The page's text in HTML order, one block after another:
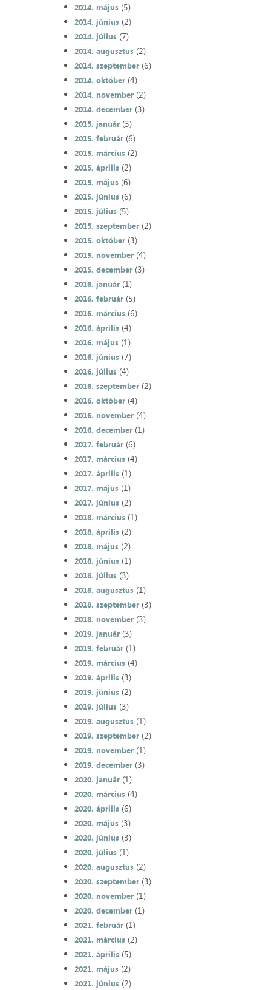
2014. május(5)
2014. június(2)
2014. július(7)
2014. augusztus(2)
2014. szeptember(6)
2014. október(4)
2014. november(2)
2014. december(3)
2015. január(3)
2015. február(6)
2015. március(2)
2015. április(2)
2015. május(6)
2015. június(6)
2015. július(5)
2015. szeptember(2)
2015. október(3)
2015. november(4)
2015. december(3)
2016. január(1)
2016. február(5)
2016. március(6)
2016. április(4)
2016. május(1)
2016. június(7)
2016. július(4)
2016. szeptember(2)
2016. október(4)
2016. november(4)
2016. december(1)
2017. február(6)
2017. március(4)
2017. április(1)
2017. május(1)
2017. június(2)
2018. március(1)
2018. április(2)
2018. május(2)
2018. június(1)
2018. július(3)
2018. augusztus(1)
2018. szeptember(3)
2018. november(3)
2019. január(3)
2019. február(1)
2019. március(4)
2019. április(3)
2019. június(2)
2019. július(3)
2019. augusztus(1)
2019. szeptember(2)
2019. november(1)
2019. december(3)
2020. január(1)
2020. március(4)
2020. április(6)
2020. május(3)
2020. június(3)
2020. július(1)
2020. augusztus(2)
2020. szeptember(3)
2020. november(1)
2020. december(1)
2021. február(1)
2021. március(2)
2021. április(5)
2021. május(2)
2021. június(2)